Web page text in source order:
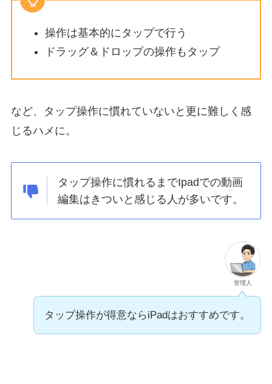
操作は基本的にタップで行う
ドラッグ＆ドロップの操作もタップ
など、
タップ操作に慣れていないと更に難しく感
じるハメに。
タップ操作に慣れるまでIpadでの動画
編集はきついと感じる人が多いです。
管理人
タップ操作が得意ならiPadはおすすめです。